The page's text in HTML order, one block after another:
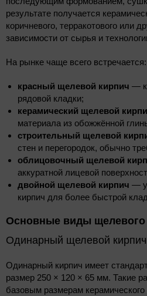
результате получается
коричневого, терракотового или
зависимости от сырья и
На рынке чаще всего встречается:
красный щелевой кирпич —
рядовой кладки;
керамический щелевой
материала из обожжённой
строительный щелевой
стен и перегородок, обычно
облицовочный щелевой
аккуратной лицевой
двойной щелевой кирпич —
кирпич для более быстрой
Основные виды щелевого
Одинарный щелевой кирпич
Одинарный кирпич имеет
размер 250 × 120 × 65 мм. Такие
базовым размерам